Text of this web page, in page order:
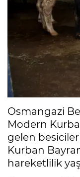
Osmangazi
Modern
gelen
Kurban
hareketlilik